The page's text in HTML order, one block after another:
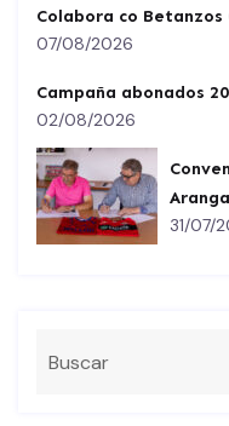
Colabora co Betanzos
07/08/2026
Campaña abonados
02/08/2026
Aranga
31/07/